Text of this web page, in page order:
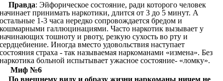
Правда: Эйфорическое состояние, ради которого человек
принимать наркотики, длится от 3 до 5 минут. А
1-3 часа нередко сопровождается бредом и
галлюцинациями. Часто наркотик вызывает у
тошноту и рвоту, резкую сухость во рту и
Иногда вместо удовольствия наступает
страха - так называемая наркоманами «измена». Без
больной испытывает ужасное состояние- «ломку».
Миф №6